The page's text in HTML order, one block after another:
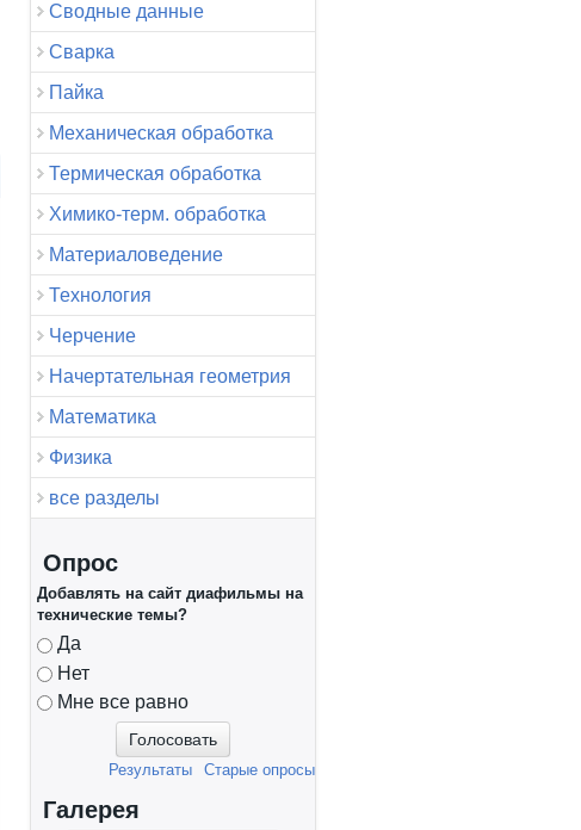
Сводные данные
Сварка
Пайка
Механическая обработка
Термическая обработка
Химико-терм. обработка
Материаловедение
Технология
Черчение
Начертательная геометрия
Математика
Физика
все разделы
Опрос
Добавлять на сайт диафильмы на
технические темы?
Варианты
Да
Нет
Мне все равно
Старые опросы
Результаты
Галерея